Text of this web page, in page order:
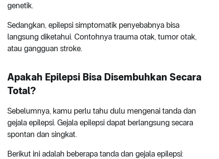
genetik.
Sedangkan, epilepsi simptomatik penyebabnya bisa
langsung diketahui. Contohnya trauma otak, tumor otak,
atau gangguan stroke.
Apakah Epilepsi Bisa Disembuhkan Secara
Total?
Sebelumnya, kamu perlu tahu dulu mengenai tanda dan
gejala epilepsi. Gejala epilepsi dapat berlangsung secara
spontan dan singkat.
Berikut ini adalah beberapa tanda dan gejala epilepsi: